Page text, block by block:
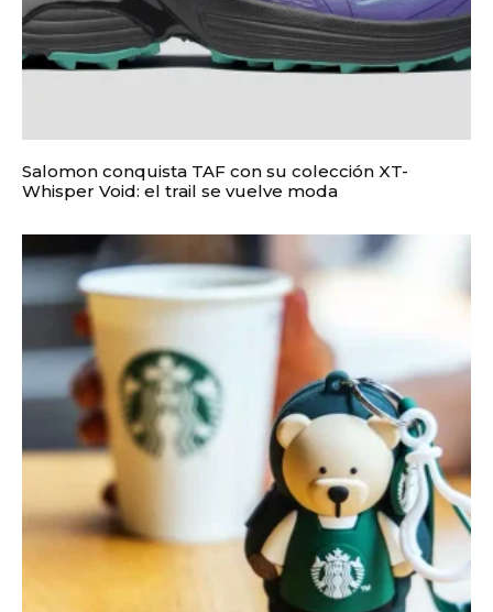
Salomon conquista TAF con su colección XT-
Whisper Void: el trail se vuelve moda